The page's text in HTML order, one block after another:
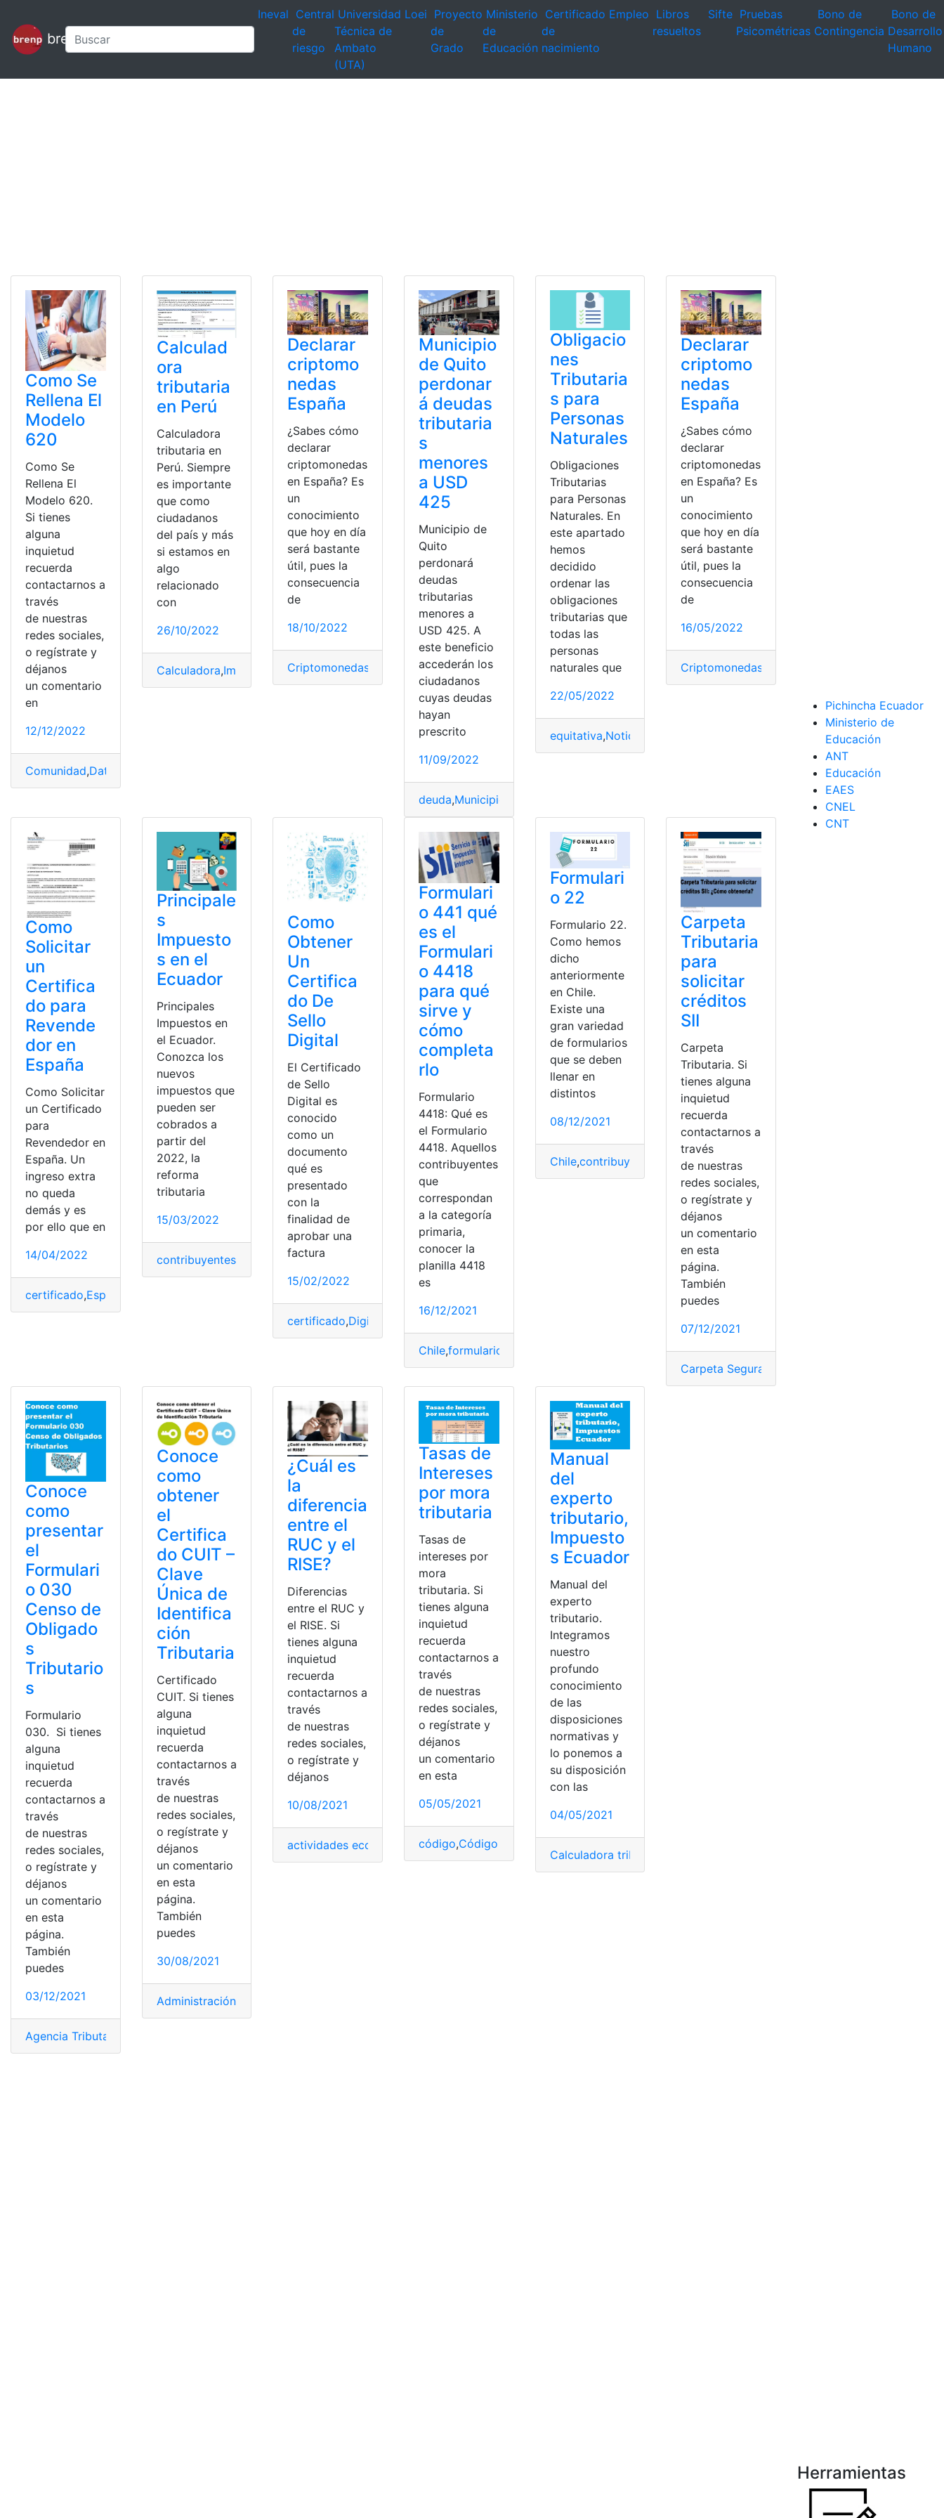
brenp
Ineval Central
de
riesgo
Universidad
Técnica de
Ambato
(UTA)
Loei Proyecto
de
Grado
Ministerio
de
Educación
Certificado
de
nacimiento
Empleo Libros
resueltos
Sifte Pruebas
Psicométricas
Bono de
Contingencia
Bono de
Desarrollo
Humano
Como Se
Rellena El
Modelo
620
Como Se
Rellena El
Modelo 620.
Si tienes
alguna
inquietud
recuerda
contactarnos a
través
de nuestras
redes sociales,
o regístrate y
déjanos
un comentario
en
12/12/2022
Comunidad,Datos
Calculad
ora
tributaria
en Perú
Calculadora
tributaria en
Perú. Siempre
es importante
que como
ciudadanos
del país y más
si estamos en
algo
relacionado
con
26/10/2022
Calculadora,Impuestos País,Perú,Tributarias
Declarar
criptomo
nedas
España
¿Sabes cómo
declarar
criptomonedas
en España? Es
un
conocimiento
que hoy en día
será bastante
útil, pues la
consecuencia
de
18/10/2022
Criptomonedas declarar,España, Tributarias
Municipio
de Quito
perdonar
á deudas
tributaria
s
menores
a USD
425
Municipio de
Quito
perdonará
deudas
tributarias
menores a
USD 425. A
este beneficio
accederán los
ciudadanos
cuyas deudas
hayan
prescrito
11/09/2022
deuda,Municipio
Obligacio
nes
Tributaria
s para
Personas
Naturales
Obligaciones
Tributarias
para Personas
Naturales. En
este apartado
hemos
decidido
ordenar las
obligaciones
tributarias que
todas las
personas
naturales que
22/05/2022
equitativa,Noticias Tributarias
Declarar
criptomo
nedas
España
¿Sabes cómo
declarar
criptomonedas
en España? Es
un
conocimiento
que hoy en día
será bastante
útil, pues la
consecuencia
de
16/05/2022
Criptomonedas
Como
Solicitar
un
Certifica
do para
Revende
dor en
España
Como Solicitar
un Certificado
para
Revendedor en
España. Un
ingreso extra
no queda
demás y es
por ello que en
14/04/2022
certificado,España
Principale
s
Impuesto
s en el
Ecuador
Principales
Impuestos en
el Ecuador.
Conozca los
nuevos
impuestos que
pueden ser
cobrados a
partir del
2022, la
reforma
tributaria
15/03/2022
contribuyentes, Impuestos
Como
Obtener
Un
Certifica
do De
Sello
Digital
El Certificado
de Sello
Digital es
conocido
como un
documento
qué es
presentado
con la
finalidad de
aprobar una
factura
15/02/2022
certificado,Digital Información
Formulari
o 441 qué
es el
Formulari
o 4418
para qué
sirve y
cómo
completa
rlo
Formulario
4418: Qué es
el Formulario
4418. Aquellos
contribuyentes
que
correspondan
a la categoría
primaria,
conocer la
planilla 4418
es
16/12/2021
Chile,formulario 4418 Pasos,Requisitos,Resultados
Formulari
o 22
Formulario 22.
Como hemos
dicho
anteriormente
en Chile.
Existe una
gran variedad
de formularios
que se deben
llenar en
distintos
08/12/2021
Chile,contribuyentes declaración,Formulario 22
Carpeta
Tributaria
para
solicitar
créditos
SII
Carpeta
Tributaria. Si
tienes alguna
inquietud
recuerda
contactarnos a
través
de nuestras
redes sociales,
o regístrate y
déjanos
un comentario
en esta
página.
También
puedes
07/12/2021
Carpeta Segura
Conoce
como
presentar
el
Formulari
o 030
Censo de
Obligado
s
Tributario
s
Formulario
030. Si tienes
alguna
inquietud
recuerda
contactarnos a
través
de nuestras
redes sociales,
o regístrate y
déjanos
un comentario
en esta
página.
También
puedes
03/12/2021
Agencia Tributaria
Conoce
como
obtener
el
Certifica
do CUIT –
Clave
Única de
Identifica
ción
Tributaria
Certificado
CUIT. Si tienes
alguna
inquietud
recuerda
contactarnos a
través
de nuestras
redes sociales,
o regístrate y
déjanos
un comentario
en esta
página.
También
puedes
30/08/2021
Administración Federal de Ingresos Públicos
¿Cuál es
la
diferencia
entre el
RUC y el
RISE?
Diferencias
entre el RUC y
el RISE. Si
tienes alguna
inquietud
recuerda
contactarnos a
través
de nuestras
redes sociales,
o regístrate y
déjanos
10/08/2021
actividades económicas ,Economía,Guías Tributarias
Tasas de
Intereses
por mora
tributaria
Tasas de
intereses por
mora
tributaria. Si
tienes alguna
inquietud
recuerda
contactarnos a
través
de nuestras
redes sociales,
o regístrate y
déjanos
un comentario
en esta
05/05/2021
código,Código orgánico tributario
Manual
del
experto
tributario,
Impuesto
s Ecuador
Manual del
experto
tributario.
Integramos
nuestro
profundo
conocimiento
de las
disposiciones
normativas y
lo ponemos a
su disposición
con las
04/05/2021
Calculadora tributaria
Pichincha Ecuador
Ministerio de
Educación
ANT
Educación
EAES
CNEL
CNT
Herramientas